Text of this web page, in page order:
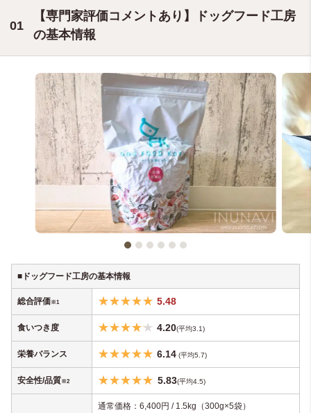
【専門家評価コメントあり】ドッグフード工房
の基本情報
■ドッグフード工房の基本情報
総合評価※1 5.48
食いつき度 4.20(平均3.1)
栄養バランス 6.14 (平均5.7)
安全性/品質※2 5.83(平均4.5)
通常価格：6,400円 / 1.5kg（300g×5袋）